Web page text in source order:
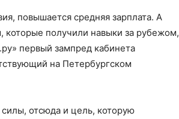
повышается средняя зарплата. А
получили навыки за рубежом,
первый зампред кабинета
на Петербургском
отсюда и цель, которую